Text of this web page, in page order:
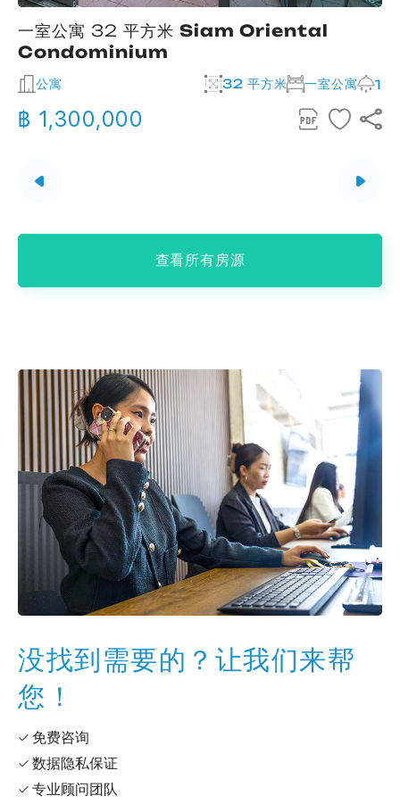
一室公寓 32 平方米 Siam Oriental
Condominium
公寓 32 平方米 一室公寓 1
฿ 1,300,000
查看所有房源
没找到需要的？让我们来帮
您！
✓ 免费咨询
✓ 数据隐私保证
✓ 专业顾问团队